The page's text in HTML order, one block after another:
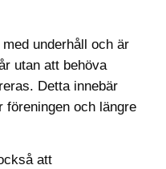
underhåll och är
utan att behöva
Detta innebär
föreningen och längre
att